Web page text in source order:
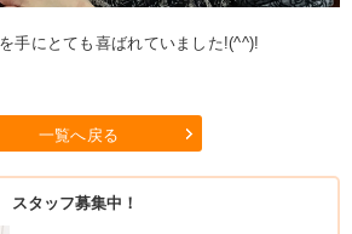
手にとても喜ばれていました!(^^)!
一覧へ戻る
スタッフ募集中！